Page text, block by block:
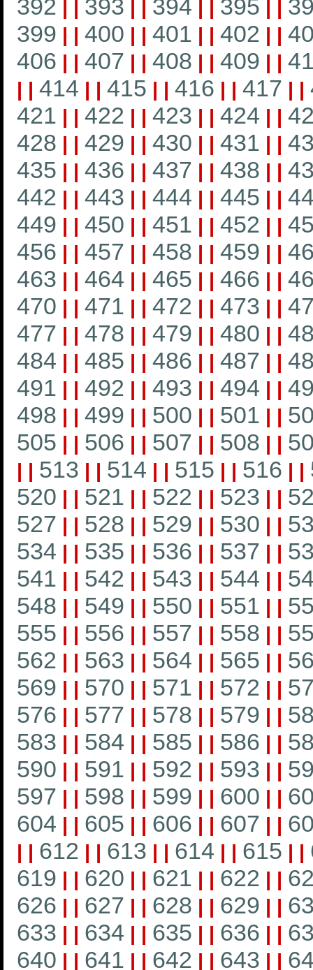
392 | | 393 | | 394 | | 395 | |
399 | | 400 | | 401 | | 402 | |
406 | | 407 | | 408 | | 409 | |
| | 414 | | 415 | | 416 | | 417 | |
421 | | 422 | | 423 | | 424 | |
428 | | 429 | | 430 | | 431 | |
435 | | 436 | | 437 | | 438 | |
442 | | 443 | | 444 | | 445 | |
449 | | 450 | | 451 | | 452 | |
456 | | 457 | | 458 | | 459 | |
463 | | 464 | | 465 | | 466 | |
470 | | 471 | | 472 | | 473 | |
477 | | 478 | | 479 | | 480 | |
484 | | 485 | | 486 | | 487 | |
491 | | 492 | | 493 | | 494 | |
498 | | 499 | | 500 | | 501 | |
505 | | 506 | | 507 | | 508 | |
| | 513 | | 514 | | 515 | | 516 | |
520 | | 521 | | 522 | | 523 | |
527 | | 528 | | 529 | | 530 | |
534 | | 535 | | 536 | | 537 | |
541 | | 542 | | 543 | | 544 | |
548 | | 549 | | 550 | | 551 | |
555 | | 556 | | 557 | | 558 | |
562 | | 563 | | 564 | | 565 | |
569 | | 570 | | 571 | | 572 | |
576 | | 577 | | 578 | | 579 | |
583 | | 584 | | 585 | | 586 | |
590 | | 591 | | 592 | | 593 | |
597 | | 598 | | 599 | | 600 | |
604 | | 605 | | 606 | | 607 | |
| | 612 | | 613 | | 614 | | 615 | |
619 | | 620 | | 621 | | 622 | |
626 | | 627 | | 628 | | 629 | |
633 | | 634 | | 635 | | 636 | |
640 | | 641 | | 642 | | 643 | |